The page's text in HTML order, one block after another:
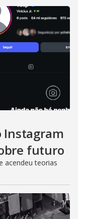
Instagram
futuro
acendeu teorias